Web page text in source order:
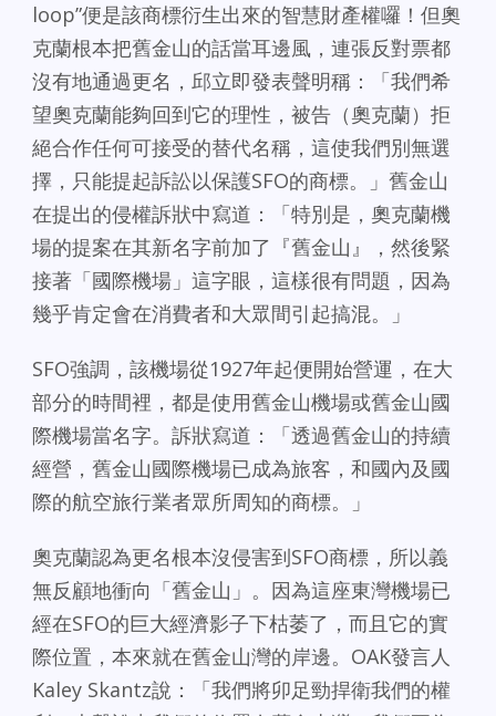
loop”便是該商標衍生出來的智慧財產權囉！但奧
克蘭根本把舊金山的話當耳邊風，連張反對票都
沒有地通過更名，邱立即發表聲明稱：「我們希
望奧克蘭能夠回到它的理性，被告（奧克蘭）拒
絕合作任何可接受的替代名稱，這使我們別無選
擇，只能提起訴訟以保護SFO的商標。」舊金山
在提出的侵權訴狀中寫道：「特別是，奧克蘭機
場的提案在其新名字前加了『舊金山』，然後緊
接著「國際機場」這字眼，這樣很有問題，因為
幾乎肯定會在消費者和大眾間引起搞混。」
SFO強調，該機場從1927年起便開始營運，在大
部分的時間裡，都是使用舊金山機場或舊金山國
際機場當名字。訴狀寫道：「透過舊金山的持續
經營，舊金山國際機場已成為旅客，和國內及國
際的航空旅行業者眾所周知的商標。」
奧克蘭認為更名根本沒侵害到SFO商標，所以義
無反顧地衝向「舊金山」。因為這座東灣機場已
經在SFO的巨大經濟影子下枯萎了，而且它的實
際位置，本來就在舊金山灣的岸邊。OAK發言人
Kaley Skantz說：「我們將卯足勁捍衛我們的權